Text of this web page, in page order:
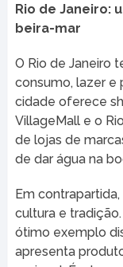
Rio de Janeiro:
beira-mar
O Rio de Janeiro
consumo, lazer e
cidade oferece
VillageMall e o
de lojas de
de dar água na
Em
cultura e
ótimo exemplo
apresenta